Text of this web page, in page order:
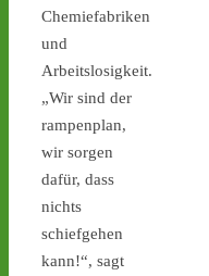
Chemiefabriken
und
Arbeitslosigkeit.
„Wir sind der
rampenplan,
wir sorgen
dafür, dass
nichts
schiefgehen
kann!“, sagt